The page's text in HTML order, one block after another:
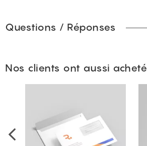
Questions / Réponses
Nos clients ont aussi acheté